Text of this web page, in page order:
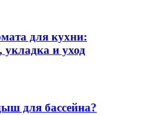
для кухни:
и уход
для бассейна?